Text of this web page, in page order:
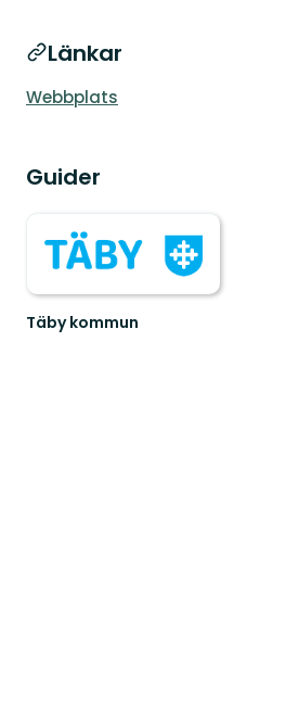
Länkar
Webbplats
Guider
Täby kommun